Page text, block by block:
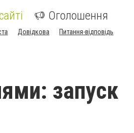
Оголошення
Довідкова Питання-відповідь
запуск